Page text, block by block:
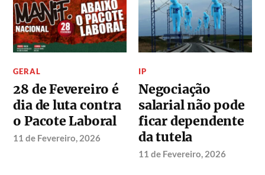
GERAL
28 de Fevereiro é
dia de luta contra
o Pacote Laboral
11 de Fevereiro, 2026
IP
Negociação
salarial não pode
ficar dependente
da tutela
11 de Fevereiro, 2026